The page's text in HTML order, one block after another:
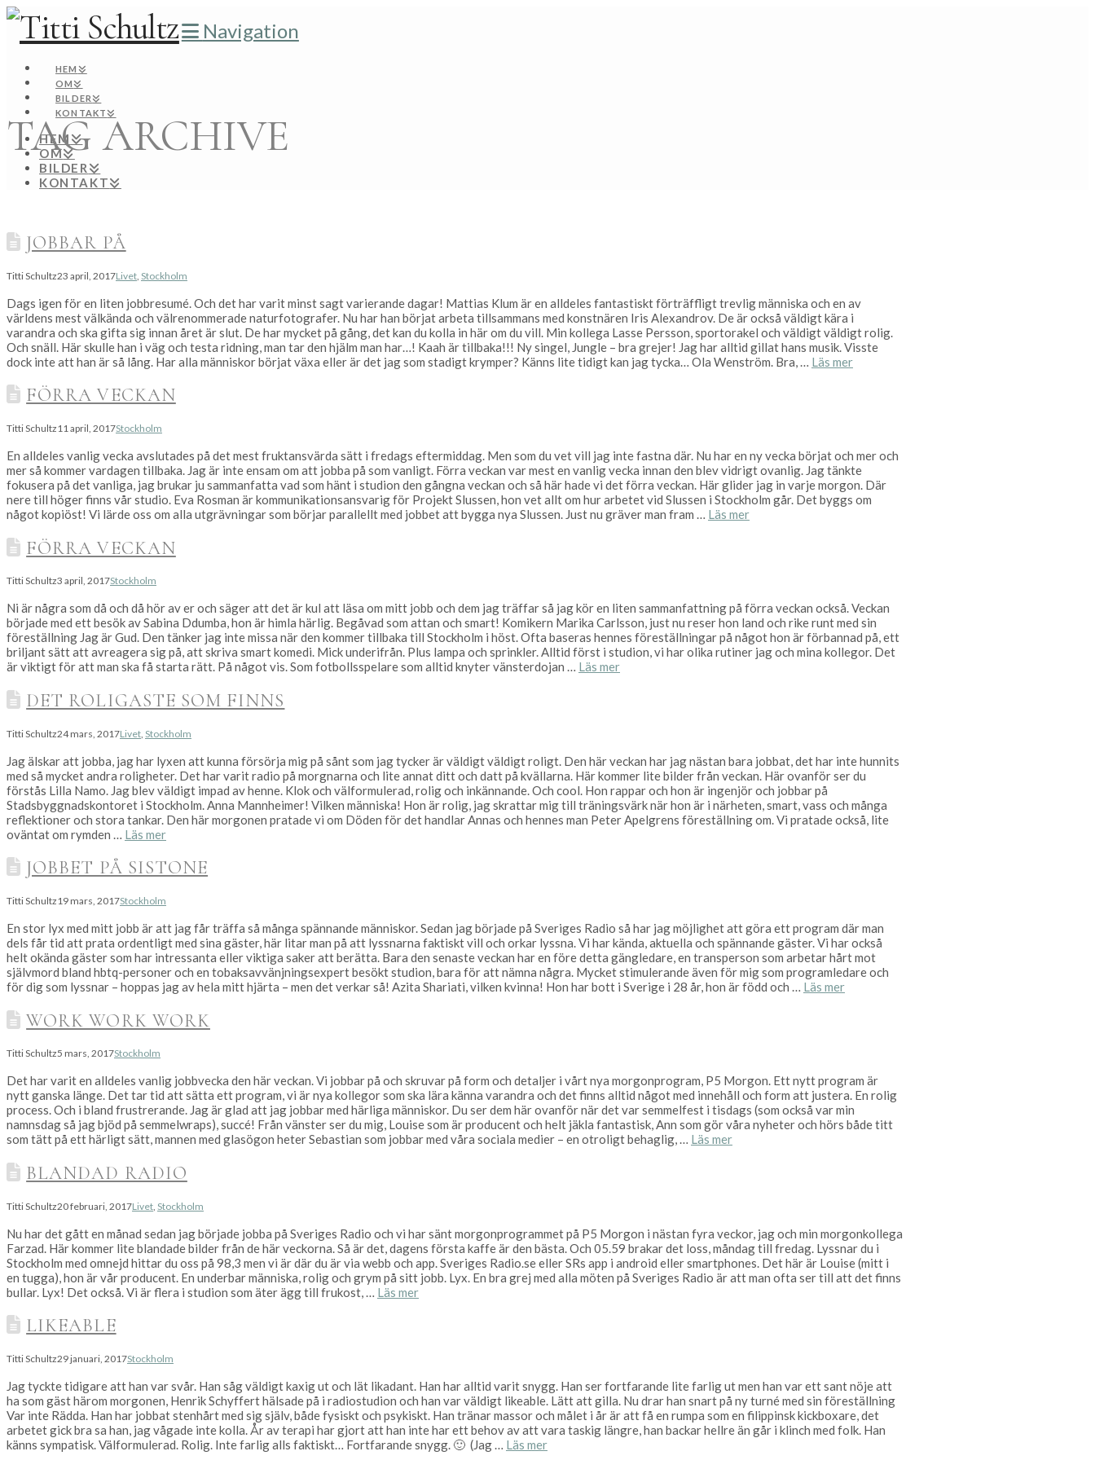
Navigation
HEM
OM
BILDER
KONTAKT
HEM
OM
BILDER
KONTAKT
TAG ARCHIVE
JOBBAR PÅ
Titti Schultz23 april, 2017Livet Stockholm
Dags igen för en liten jobbresumé. Och det har varit minst sagt varierande dagar! Mattias Klum är en alldeles fantastiskt förträffligt trevlig människa och en av
världens mest välkända och välrenommerade naturfotografer. Nu har han börjat arbeta tillsammans med konstnären Iris Alexandrov. De är också väldigt kära i
varandra och ska gifta sig innan året är slut. De har mycket på gång, det kan du kolla in här om du vill. Min kollega Lasse Persson, sportorakel och väldigt väldigt rolig.
Och snäll. Här skulle han i väg och testa ridning, man tar den hjälm man har…! Kaah är tillbaka!!! Ny singel, Jungle – bra grejer! Jag har alltid gillat hans musik. Visste
dock inte att han är så lång. Har alla människor börjat växa eller är det jag som stadigt krymper? Känns lite tidigt kan jag tycka… Ola Wenström. Bra, … Läs mer
FÖRRA VECKAN
Titti Schultz11 april, 2017Stockholm
En alldeles vanlig vecka avslutades på det mest fruktansvärda sätt i fredags eftermiddag. Men som du vet vill jag inte fastna där. Nu har en ny vecka börjat och mer och
mer så kommer vardagen tillbaka. Jag är inte ensam om att jobba på som vanligt. Förra veckan var mest en vanlig vecka innan den blev vidrigt ovanlig. Jag tänkte
fokusera på det vanliga, jag brukar ju sammanfatta vad som hänt i studion den gångna veckan och så här hade vi det förra veckan. Här glider jag in varje morgon. Där
nere till höger finns vår studio. Eva Rosman är kommunikationsansvarig för Projekt Slussen, hon vet allt om hur arbetet vid Slussen i Stockholm går. Det byggs om
något kopiöst! Vi lärde oss om alla utgrävningar som börjar parallellt med jobbet att bygga nya Slussen. Just nu gräver man fram … Läs mer
FÖRRA VECKAN
Titti Schultz3 april, 2017Stockholm
Ni är några som då och då hör av er och säger att det är kul att läsa om mitt jobb och dem jag träffar så jag kör en liten sammanfattning på förra veckan också. Veckan
började med ett besök av Sabina Ddumba, hon är himla härlig. Begåvad som attan och smart! Komikern Marika Carlsson, just nu reser hon land och rike runt med sin
föreställning Jag är Gud. Den tänker jag inte missa när den kommer tillbaka till Stockholm i höst. Ofta baseras hennes föreställningar på något hon är förbannad på, ett
briljant sätt att avreagera sig på, att skriva smart komedi. Mick underifrån. Plus lampa och sprinkler. Alltid först i studion, vi har olika rutiner jag och mina kollegor. Det
är viktigt för att man ska få starta rätt. På något vis. Som fotbollsspelare som alltid knyter vänsterdojan … Läs mer
DET ROLIGASTE SOM FINNS
Titti Schultz24 mars, 2017Livet Stockholm
Jag älskar att jobba, jag har lyxen att kunna försörja mig på sånt som jag tycker är väldigt väldigt roligt. Den här veckan har jag nästan bara jobbat, det har inte hunnits
med så mycket andra roligheter. Det har varit radio på morgnarna och lite annat ditt och datt på kvällarna. Här kommer lite bilder från veckan. Här ovanför ser du
förstås Lilla Namo. Jag blev väldigt impad av henne. Klok och välformulerad, rolig och inkännande. Och cool. Hon rappar och hon är ingenjör och jobbar på
Stadsbyggnadskontoret i Stockholm. Anna Mannheimer! Vilken människa! Hon är rolig, jag skrattar mig till träningsvärk när hon är i närheten, smart, vass och många
reflektioner och stora tankar. Den här morgonen pratade vi om Döden för det handlar Annas och hennes man Peter Apelgrens föreställning om. Vi pratade också, lite
oväntat om rymden … Läs mer
JOBBET PÅ SISTONE
Titti Schultz19 mars, 2017Stockholm
En stor lyx med mitt jobb är att jag får träffa så många spännande människor. Sedan jag började på Sveriges Radio så har jag möjlighet att göra ett program där man
dels får tid att prata ordentligt med sina gäster, här litar man på att lyssnarna faktiskt vill och orkar lyssna. Vi har kända, aktuella och spännande gäster. Vi har också
helt okända gäster som har intressanta eller viktiga saker att berätta. Bara den senaste veckan har en före detta gängledare, en transperson som arbetar hårt mot
självmord bland hbtq-personer och en tobaksavvänjningsexpert besökt studion, bara för att nämna några. Mycket stimulerande även för mig som programledare och
för dig som lyssnar – hoppas jag av hela mitt hjärta – men det verkar så! Azita Shariati, vilken kvinna! Hon har bott i Sverige i 28 år, hon är född och … Läs mer
WORK WORK WORK
Titti Schultz5 mars, 2017Stockholm
Det har varit en alldeles vanlig jobbvecka den här veckan. Vi jobbar på och skruvar på form och detaljer i vårt nya morgonprogram, P5 Morgon. Ett nytt program är
nytt ganska länge. Det tar tid att sätta ett program, vi är nya kollegor som ska lära känna varandra och det finns alltid något med innehåll och form att justera. En rolig
process. Och i bland frustrerande. Jag är glad att jag jobbar med härliga människor. Du ser dem här ovanför när det var semmelfest i tisdags (som också var min
namnsdag så jag bjöd på semmelwraps), succé! Från vänster ser du mig, Louise som är producent och helt jäkla fantastisk, Ann som gör våra nyheter och hörs både titt
som tätt på ett härligt sätt, mannen med glasögon heter Sebastian som jobbar med våra sociala medier – en otroligt behaglig, … Läs mer
BLANDAD RADIO
Titti Schultz20 februari, 2017Livet Stockholm
Nu har det gått en månad sedan jag började jobba på Sveriges Radio och vi har sänt morgonprogrammet på P5 Morgon i nästan fyra veckor, jag och min morgonkollega
Farzad. Här kommer lite blandade bilder från de här veckorna. Så är det, dagens första kaffe är den bästa. Och 05.59 brakar det loss, måndag till fredag. Lyssnar du i
Stockholm med omnejd hittar du oss på 98,3 men vi är där du är via webb och app. Sveriges Radio.se eller SRs app i android eller smartphones. Det här är Louise (mitt i
en tugga), hon är vår producent. En underbar människa, rolig och grym på sitt jobb. Lyx. En bra grej med alla möten på Sveriges Radio är att man ofta ser till att det finns
bullar. Lyx! Det också. Vi är flera i studion som äter ägg till frukost, … Läs mer
LIKEABLE
Titti Schultz29 januari, 2017Stockholm
Jag tyckte tidigare att han var svår. Han såg väldigt kaxig ut och lät likadant. Han har alltid varit snygg. Han ser fortfarande lite farlig ut men han var ett sant nöje att
ha som gäst härom morgonen, Henrik Schyffert hälsade på i radiostudion och han var väldigt likeable. Lätt att gilla. Nu drar han snart på ny turné med sin föreställning
Var inte Rädda. Han har jobbat stenhårt med sig själv, både fysiskt och psykiskt. Han tränar massor och målet i år är att få en rumpa som en filippinsk kickboxare, det
arbetet gick bra sa han, jag vågade inte kolla. År av terapi har gjort att han inte har ett behov av att vara taskig längre, han backar hellre än går i klinch med folk. Han
känns sympatisk. Välformulerad. Rolig. Inte farlig alls faktiskt… Fortfarande snygg. 🙂 (Jag … Läs mer